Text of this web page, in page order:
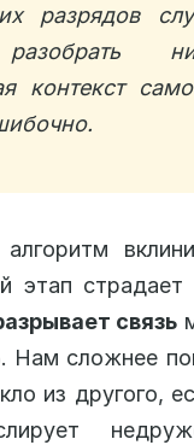
разрядов
контекст
этап
связь
Нам сложнее
из другого,